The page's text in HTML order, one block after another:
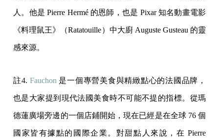
人。他是 Pierre Hermé 的恩師，也是 Pixar 知名動畫電影
《料理鼠王》（Ratatouille）中大廚 Auguste Gusteau 的靈
感來源。
註4. Fauchon 是一個專營美食與精緻點心的法國品牌，
也是大家提到現代法國美食時不可能不提的指標。從瑪
德蓮廣場旁邊的一個店鋪開始，現在已經是在全球 76 個
國家皆有據點的國際企業。對甜點人來說，在 Pierre